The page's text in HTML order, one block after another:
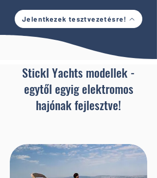
Jelentkezek tesztvezetésre!
Stickl Yachts modellek -
egytől egyig elektromos
hajónak fejlesztve!